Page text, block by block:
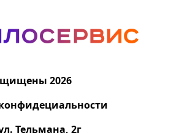
2026
Тельмана, 2г